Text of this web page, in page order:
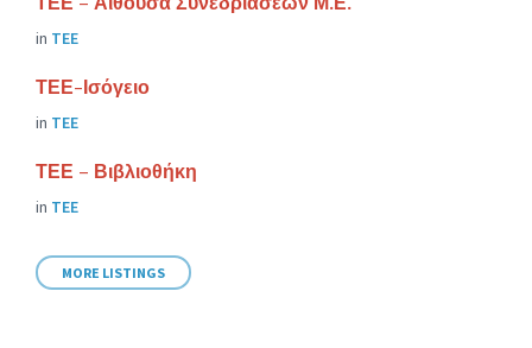
in ΤΕΕ
ΤΕΕ-Ισόγειο
in ΤΕΕ
ΤΕΕ – Βιβλιοθήκη
in ΤΕΕ
MORE LISTINGS